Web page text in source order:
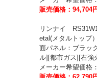
販売価格：94,704
リンナイ
etal(メタルトップ
面パネル：ブラッ
ル][都市ガス][右強
メーカー希望価格